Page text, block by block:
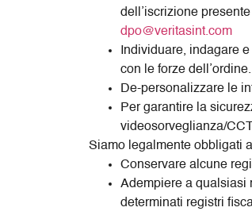
dell’iscrizione
dpo@veritasint.com
Individuare, indagare
con le forze dell’ordine.
De-personalizzare le
Per garantire la
videosorveglianza/
Siamo legalmente obbligati
Conservare alcune
Adempiere a qualsiasi
determinati registri